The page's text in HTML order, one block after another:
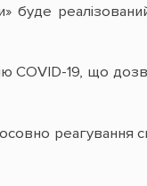
буде
COVID-19, що
реагування